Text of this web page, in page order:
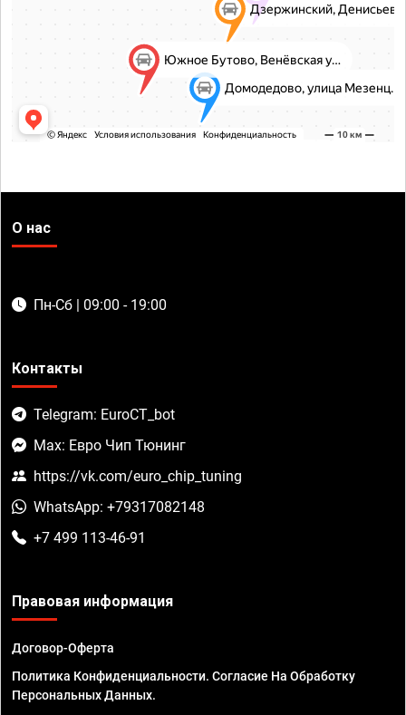
О нас
Пн-Сб | 09:00 - 19:00
Контакты
Telegram: EuroCT_bot
Max: Евро Чип Тюнинг
https://vk.com/euro_chip_tuning
WhatsApp: +79317082148
+7 499 113-46-91
Правовая информация
Договор-Оферта
Политика Конфиденциальности. Согласие На Обработку
Персональных Данных.